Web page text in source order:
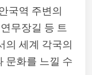
국역 주변의
무장길 등 트
의 세계 각국의
문화를 느낄 수